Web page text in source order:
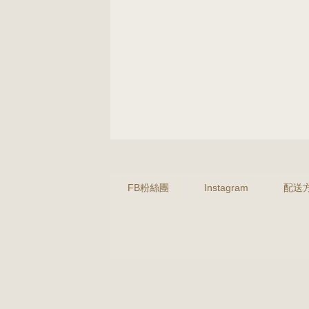
FB粉絲團 Instagram 配送